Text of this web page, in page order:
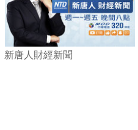
新唐人財經新聞